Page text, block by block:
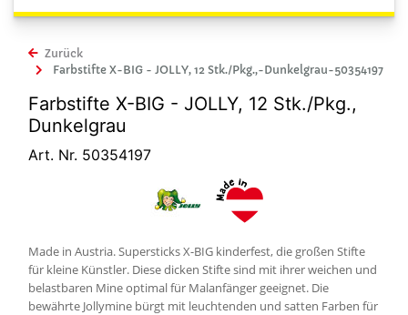
Zurück
Farbstifte X-BIG - JOLLY, 12 Stk./Pkg.,-Dunkelgrau-50354197
Farbstifte X-BIG - JOLLY, 12 Stk./Pkg.,
Dunkelgrau
Art. Nr. 50354197
Made in Austria. Supersticks X-BIG kinderfest, die großen Stifte
für kleine Künstler. Diese dicken Stifte sind mit ihrer weichen und
belastbaren Mine optimal für Malanfänger geeignet. Die
bewährte Jollymine bürgt mit leuchtenden und satten Farben für